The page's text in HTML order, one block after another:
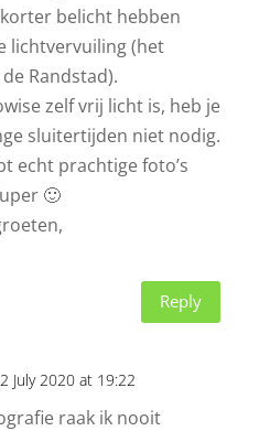
belicht hebben
lichtvervuiling (het
Randstad).
zelf vrij licht is, heb je
sluitertijden niet nodig.
echt prachtige foto’s
🙂
Reply
July 2020 at 19:22
raak ik nooit